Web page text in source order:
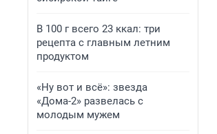
В 100 г всего 23 ккал: три
рецепта с главным летним
продуктом
«Ну вот и всё»: звезда
«Дома-2» развелась с
молодым мужем